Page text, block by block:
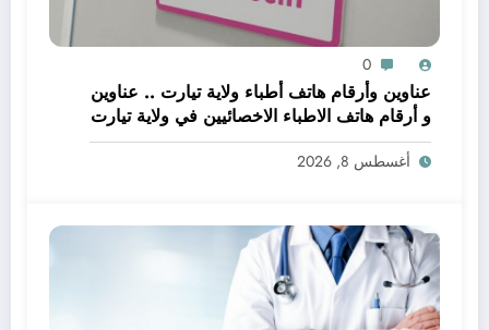
0
عناوين وأرقام هاتف أطباء ولاية تيارت .. عناوين
و أرقام هاتف الاطباء الاخصائيين في ولاية تيارت
أغسطس 8, 2026